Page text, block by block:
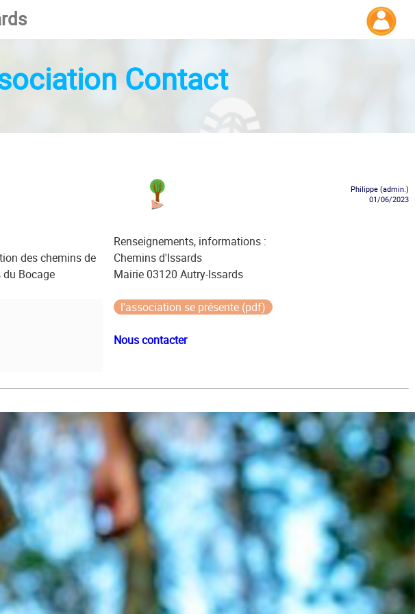
Contact
Philippe (admin.)
01/06/2023
des chemins de
Renseignements, informations :
Chemins d'Issards
Mairie 03120 Autry-Issards
l'association se présente (pdf)
Nous contacter